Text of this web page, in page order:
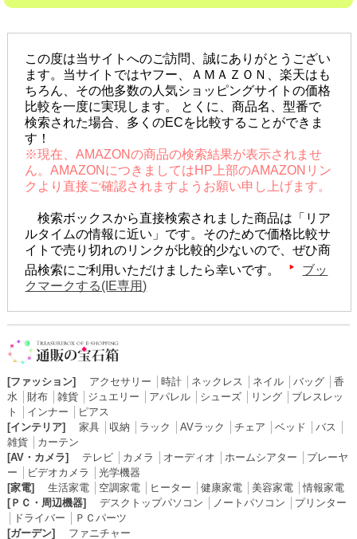
この度は当サイトへのご訪問、誠にありがとうござい
ます。当サイトではヤフー、ＡＭＡＺＯＮ、楽天はも
ちろん、その他多数の人気ショッピングサイトの価格
比較を一度に実現します。 とくに、商品名、型番で
検索された場合、多くのECを比較することができま
す！
※現在、AMAZONの商品の検索結果が表示されませ
ん。AMAZONにつきましてはHP上部のAMAZONリン
クより直接ご確認されますようお願い申し上げます。
検索ボックスから直接検索されました商品は「リア
ルタイムの情報に近い」です。そのためで価格比較サ
イトで売り切れのリンクが比較的少ないので、ぜひ商
品検索にご利用いただけましたら幸いです。
ブッ
クマークする(IE専用)
[ファッション] アクセサリー 時計│ ネックレス ネイル│ バッグ│ 香
水
財布│ 雑貨│ ジュエリー アパレル│ シューズ│ リング│ ブレスレッ
ト
インナー
ピアス
[インテリア]
家具│ 収納 ラック AVラック チェア ベッド バス
雑貨│ カーテン
[AV・カメラ]
テレビ│ カメラ オーディオ ホームシアター
プレーヤ
ー
ビデオカメラ
光学機器
[家電]
生活家電│ 空調家電│ ヒーター 健康家電│ 美容家電│情報家電
[ＰＣ・周辺機器]
デスクトップパソコン ノートパソコン
プリンター
ドライバー
ＰＣパーツ
[ガーデン]
ファニチャー